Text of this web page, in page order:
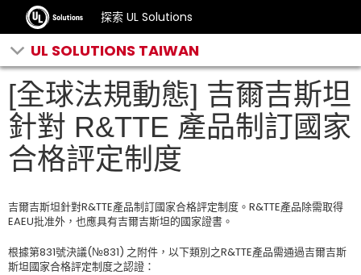
探索 UL Solutions
UL SOLUTIONS TAIWAN
[全球法規動態] 吉爾吉斯坦
針對 R&TTE 產品制訂國家
合格評定制度
吉爾吉斯坦針對R&TTE產品制訂國家合格評定制度。R&TTE產品除需取得
EAEU批准外，也應具有吉爾吉斯坦的國家證書。
根據第831號決議(№831) 之附件，以下類別之R&TTE產品需通過吉爾吉斯
斯坦國家合格評定制度之認證：